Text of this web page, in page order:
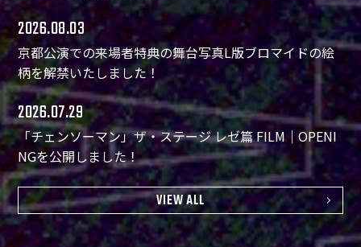
2026.08.03
京都公演での来場者特典の舞台写真L版ブロマイドの絵
柄を解禁いたしました！
2026.07.29
「チェンソーマン」ザ・ステージ レゼ篇 FILM｜OPENI
NGを公開しました！
VIEW ALL